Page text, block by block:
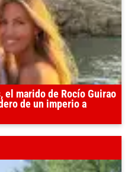
el marido de Rocío Guirao
de un imperio a